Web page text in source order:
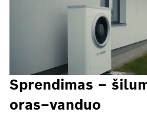
Sprendimas –
oras–vanduo